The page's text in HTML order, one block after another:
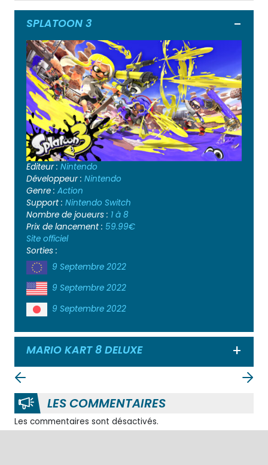
SPLATOON 3
Editeur : Nintendo
Développeur : Nintendo
Genre : Action
Support : Nintendo Switch
Nombre de joueurs : 1 à 8
Prix de lancement : 59.99€
Site officiel
Sorties :
9 Septembre 2022
9 Septembre 2022
9 Septembre 2022
MARIO KART 8 DELUXE
LES COMMENTAIRES
Les commentaires sont désactivés.